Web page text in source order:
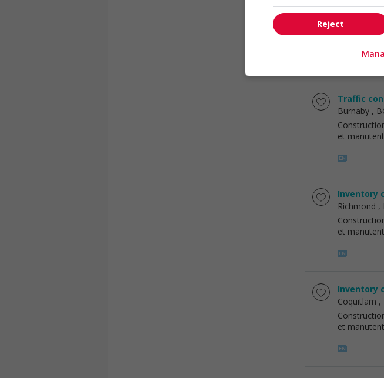
Langley,
Traffic
Burnaby ,
et
Inventory
Richmond ,
et
Inventory
Coquitlam ,
et
Reject